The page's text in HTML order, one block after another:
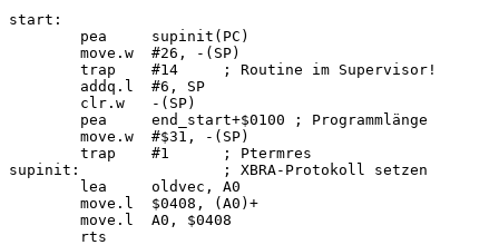
start:
supinit:		; XBRA-Protokoll setzen